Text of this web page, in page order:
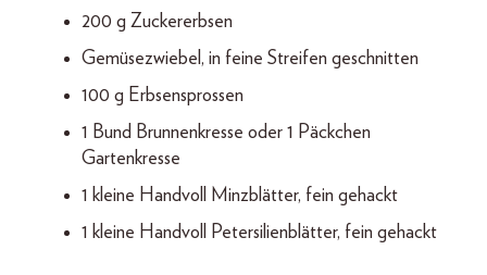
200 g Zuckererbsen
Gemüsezwiebel, in feine Streifen geschnitten
100 g Erbsensprossen
1 Bund Brunnenkresse oder 1 Päckchen
Gartenkresse
1 kleine Handvoll Minzblätter, fein gehackt
1 kleine Handvoll Petersilienblätter, fein gehackt